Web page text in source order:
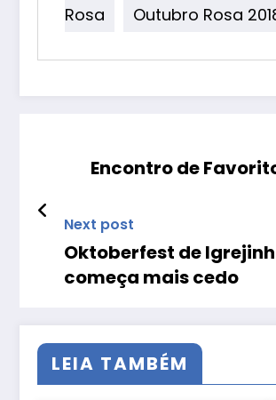
Rosa
Outubro Rosa
Encontro de
Next post
Oktoberfest de
começa mais cedo
LEIA TAMBÉM